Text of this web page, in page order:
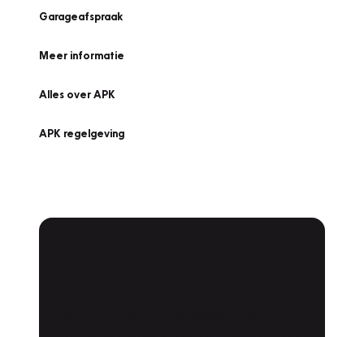
Garageafspraak
Meer informatie
Alles over APK
APK regelgeving